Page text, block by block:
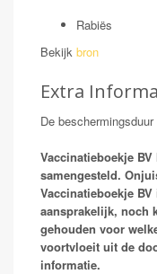
Rabiës
Bekijk bron
Extra
De
Vaccinatieboekje
samengesteld.
Vaccinatieboekje
aansprakelijk, noch
gehouden voor
voortvloeit uit de
informatie.